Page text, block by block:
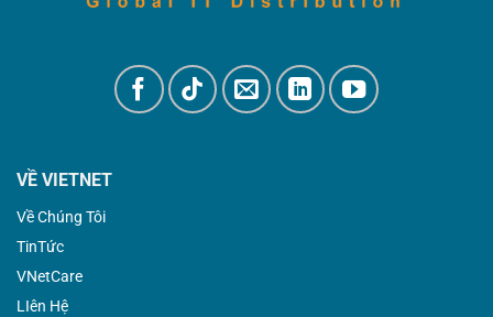
VỀ VIETNET
Về Chúng Tôi
TinTức
VNetCare
LIên Hệ